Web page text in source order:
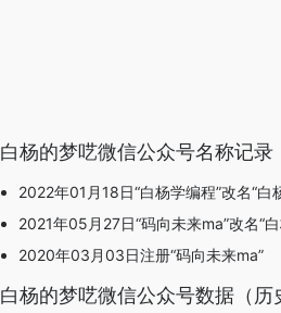
白杨的梦呓微信公众号名称记录
2022年01月18日“白杨学编程”改名“白
2021年05月27日“码向未来ma”改名“
2020年03月03日注册“码向未来ma”
白杨的梦呓微信公众号数据（历